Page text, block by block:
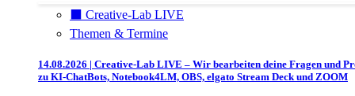
⬛️ Creative-Lab LIVE
Themen & Termine
14.08.2026 | Creative-Lab LIVE – Wir bearbeiten deine Fragen und
zu KI-ChatBots, Notebook4LM, OBS, elgato Stream Deck und ZOOM